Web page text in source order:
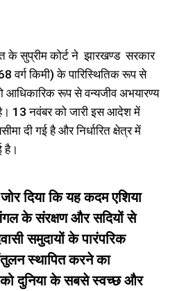
के सुप्रीम कोर्ट ने झारखण्ड सरकार
किमी) के पारिस्थितिक रूप से
आधिकारिक रूप से वन्यजीव अभयारण्‍य
है। 13 नवंबर को जारी इस आदेश में
दी गई है और निर्धारित क्षेत्र में
है।
दिया कि यह कदम एशिया
के संरक्षण और सदियों से
समुदायों के पारंपरिक
स्थापित करने का
दुनिया के सबसे स्वच्छ और